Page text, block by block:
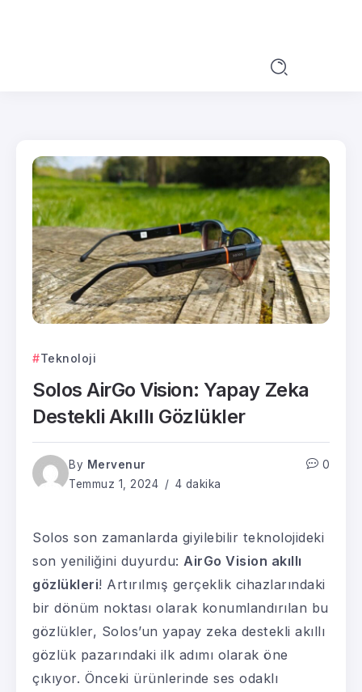
Teknoloji
Solos AirGo Vision: Yapay Zeka
Destekli Akıllı Gözlükler
By Mervenur
Temmuz 1, 2024
4 dakika
0
Solos son zamanlarda giyilebilir teknolojideki
son yeniliğini duyurdu: AirGo Vision akıllı
gözlükleri! Artırılmış gerçeklik cihazlarındaki
bir dönüm noktası olarak konumlandırılan bu
gözlükler, Solos’un yapay zeka destekli akıllı
gözlük pazarındaki ilk adımı olarak öne
çıkıyor. Önceki ürünlerinde ses odaklı